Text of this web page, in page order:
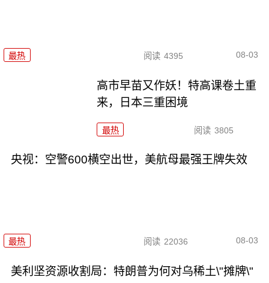
最热 阅读 4395 08-03
高市早苗又作妖！特高课卷土重
来，日本三重困境
最热 阅读 3805
央视：空警600横空出世，美航母最强王牌失效
最热 阅读 22036 08-03
美利坚资源收割局：特朗普为何对乌稀土\"摊牌\"